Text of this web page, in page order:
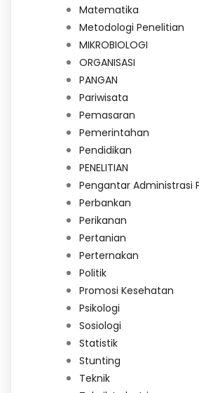
Matematika
Metodologi Penelitian
MIKROBIOLOGI
ORGANISASI
PANGAN
Pariwisata
Pemasaran
Pemerintahan
Pendidikan
PENELITIAN
Pengantar Administrasi
Perbankan
Perikanan
Pertanian
Perternakan
Politik
Promosi Kesehatan
Psikologi
Sosiologi
Statistik
Stunting
Teknik